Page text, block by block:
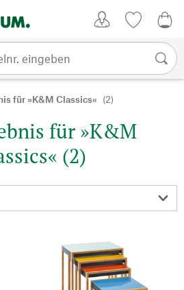
für »K&M Classics« (2)
für »K&M
(2)